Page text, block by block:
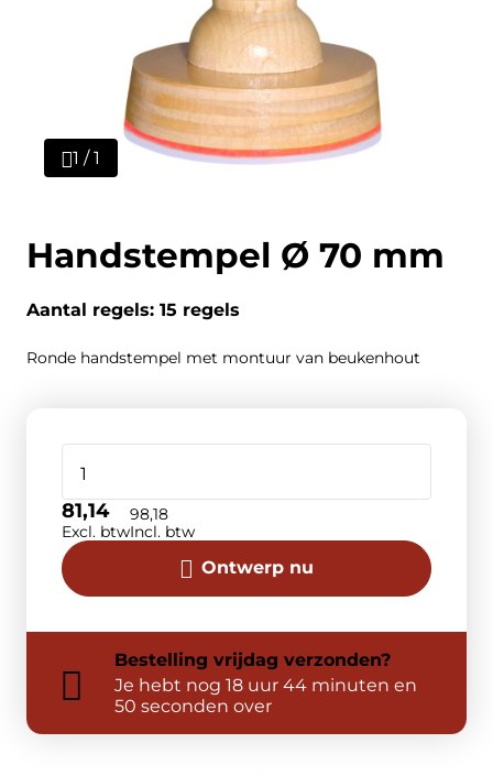
1 / 1
Handstempel Ø 70 mm
Aantal regels: 15 regels
Ronde handstempel met montuur van beukenhout
Ontwerp nu
81,14
Excl. btw
98,18
Incl. btw
Bestelling vrijdag verzonden?
Je hebt nog 18 uur 44 minuten en
50 seconden over